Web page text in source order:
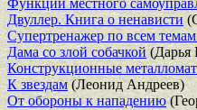
Двуллер. Книга о ненависти
Супертренажер по всем
Дама со злой собачкой(Дарья
Конструкционные
К звездам (Леонид Андреев)
От обороны к нападению